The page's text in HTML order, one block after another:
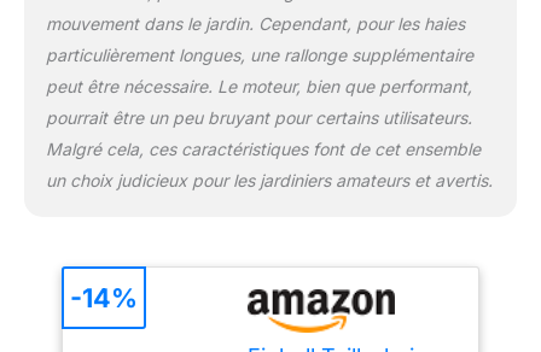
mouvement dans le jardin. Cependant, pour les haies
particulièrement longues, une rallonge supplémentaire
peut être nécessaire. Le moteur, bien que performant,
pourrait être un peu bruyant pour certains utilisateurs.
Malgré cela, ces caractéristiques font de cet ensemble
un choix judicieux pour les jardiniers amateurs et avertis.
-14%